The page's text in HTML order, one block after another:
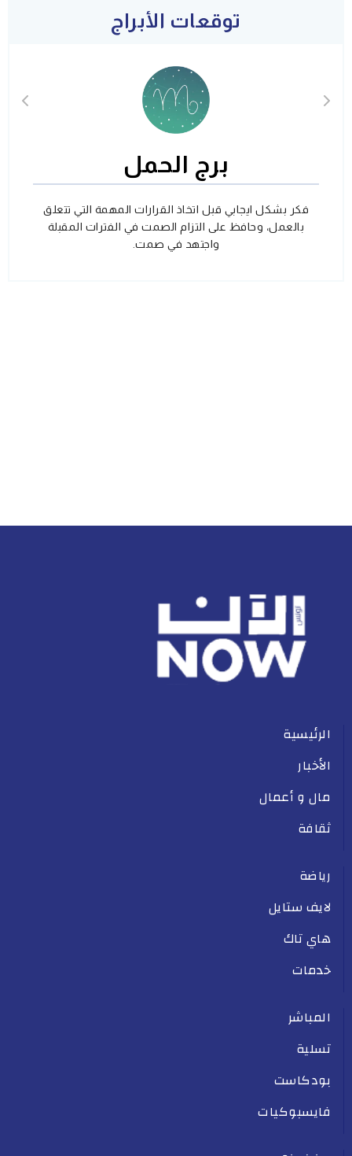
توقعات الأبراج
برج الحمل
فكر بشكل ايجابي قبل اتخاذ القرارات المهمة التي تتعلق
بالعمل، وحافظ على التزام الصمت في الفترات المقبلة
واجتهد في صمت.
الرئيسية
الأخبار
مال و أعمال
ثقافة
رياضة
لايف ستايل
هاي تاك
خدمات
المباشر
تسلية
بودكاست
فايسبوكيات